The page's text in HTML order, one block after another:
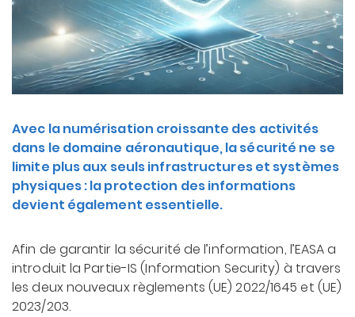
Avec la numérisation croissante des activités
dans le domaine aéronautique, la sécurité ne se
limite plus aux seuls infrastructures et systèmes
physiques : la protection des informations
devient également essentielle.
Afin de garantir la sécurité de l’information, l’EASA a
introduit la Partie-IS (Information Security) à travers
les deux nouveaux règlements (UE) 2022/1645 et (UE)
2023/203.